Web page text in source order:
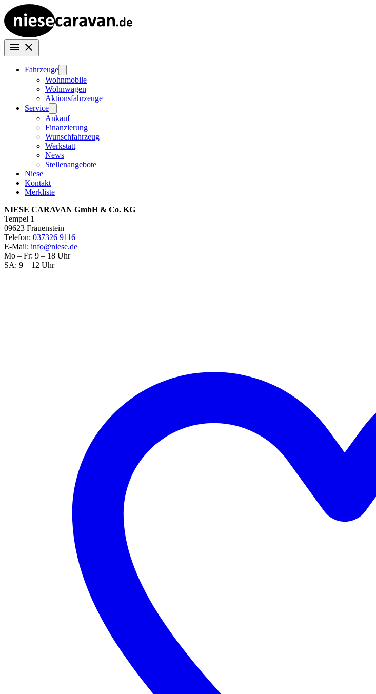
Fahrzeuge
Wohnmobile
Wohnwagen
Aktionsfahrzeuge
Service
Ankauf
Finanzierung
Wunschfahrzeug
Werkstatt
News
Stellenangebote
Niese
Kontakt
Merkliste
NIESE CARAVAN GmbH & Co. KG
Tempel 1
09623 Frauenstein
Telefon: 037326 9116
E-Mail: info@niese.de
Mo – Fr: 9 – 18 Uhr
SA: 9 – 12 Uhr